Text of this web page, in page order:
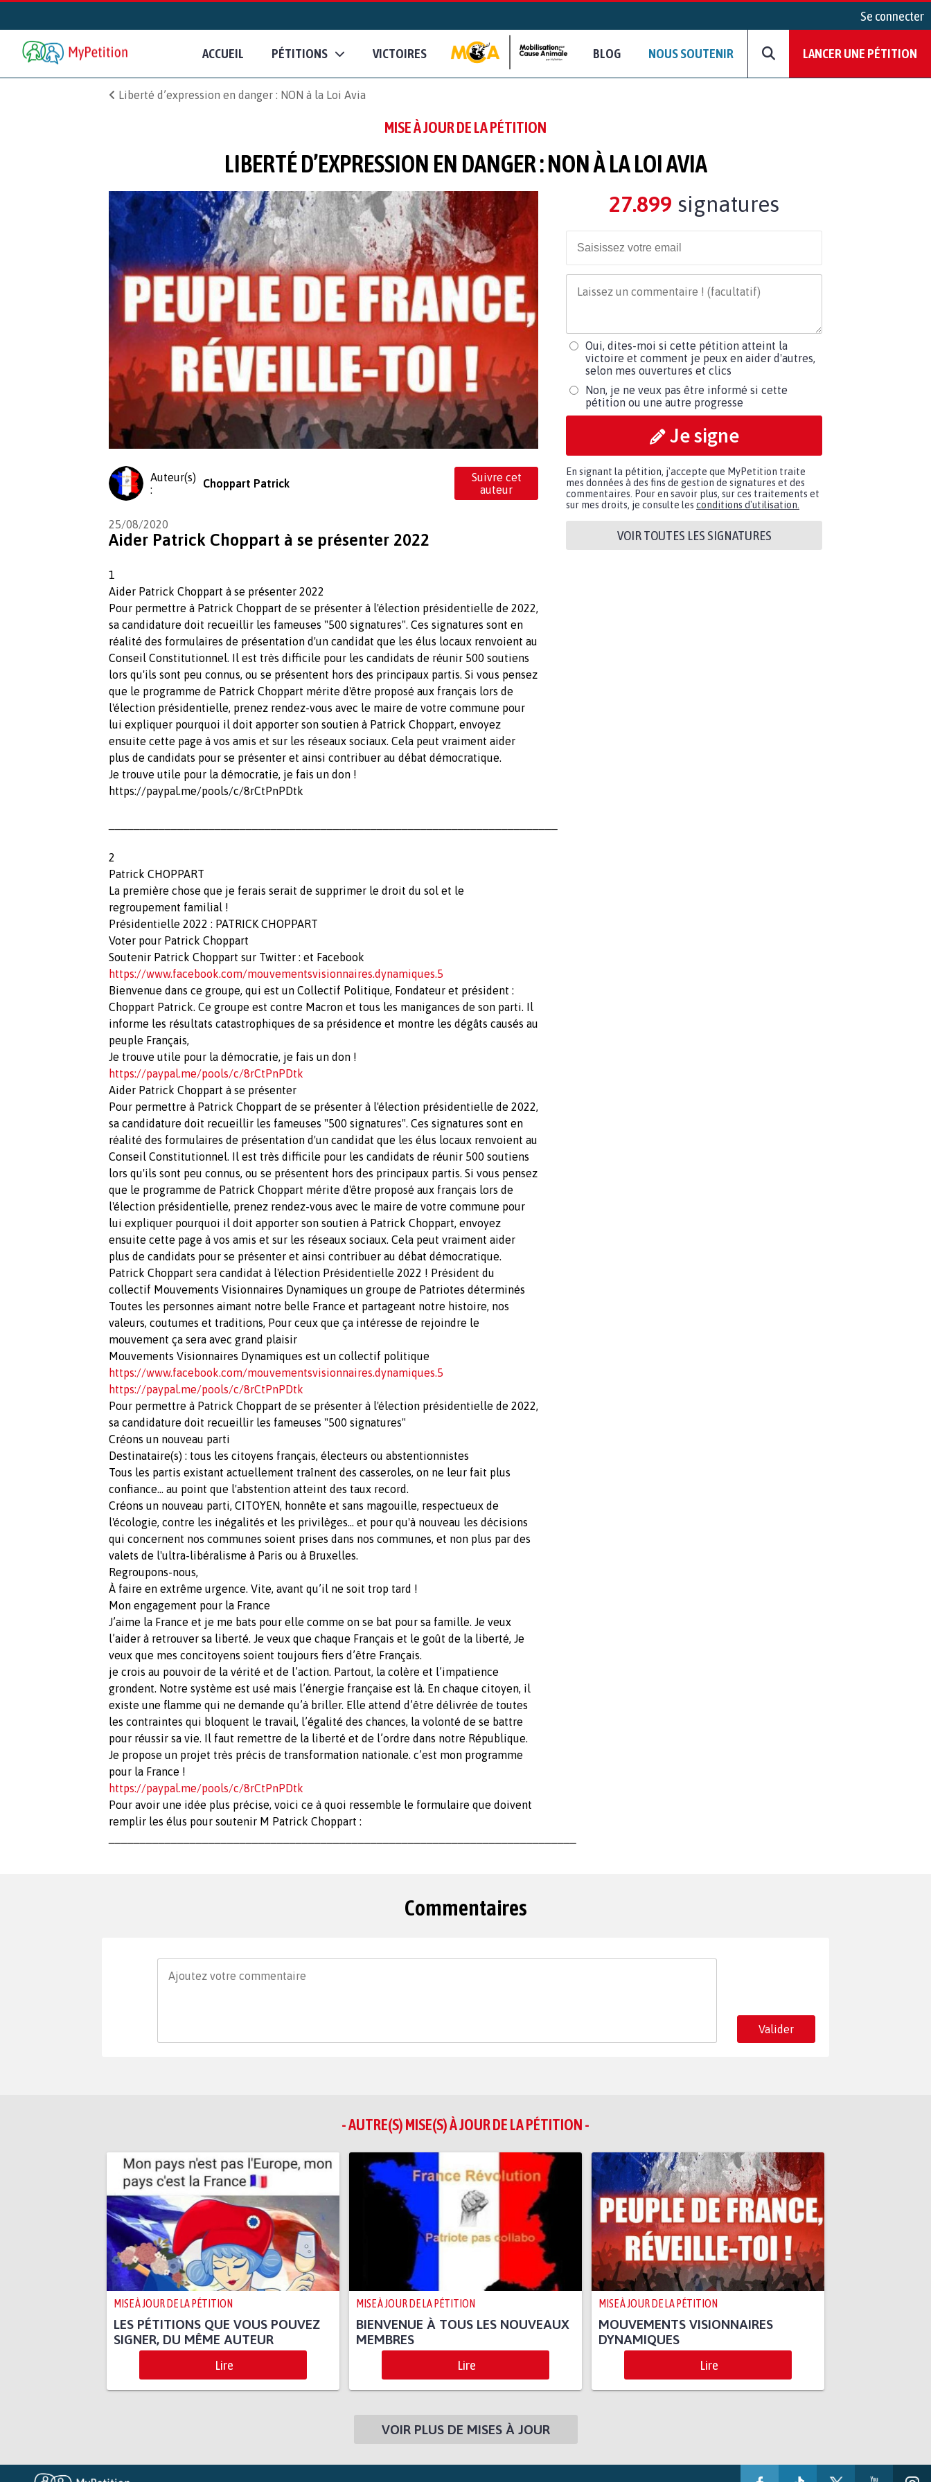
Se connecter
ACCUEIL PÉTITIONS VICTOIRES BLOG NOUS SOUTENIR LANCER UNE PÉTITION
Liberté d’expression en danger : NON à la Loi Avia
MISE À JOUR DE LA PÉTITION
LIBERTÉ D’EXPRESSION EN DANGER : NON À LA LOI AVIA
Auteur(s)
:
Choppart Patrick
Suivre cet
auteur
25/08/2020
Aider Patrick Choppart à se présenter 2022
1
Aider Patrick Choppart à se présenter 2022
Pour permettre à Patrick Choppart de se présenter à l'élection présidentielle de 2022,
sa candidature doit recueillir les fameuses "500 signatures". Ces signatures sont en
réalité des formulaires de présentation d'un candidat que les élus locaux renvoient au
Conseil Constitutionnel. Il est très difficile pour les candidats de réunir 500 soutiens
lors qu'ils sont peu connus, ou se présentent hors des principaux partis. Si vous pensez
que le programme de Patrick Choppart mérite d'être proposé aux français lors de
l'élection présidentielle, prenez rendez-vous avec le maire de votre commune pour
lui expliquer pourquoi il doit apporter son soutien à Patrick Choppart, envoyez
ensuite cette page à vos amis et sur les réseaux sociaux. Cela peut vraiment aider
plus de candidats pour se présenter et ainsi contribuer au débat démocratique.
Je trouve utile pour la démocratie, je fais un don !
https://paypal.me/pools/c/8rCtPnPDtk
2
Patrick CHOPPART
La première chose que je ferais serait de supprimer le droit du sol et le
regroupement familial !
Présidentielle 2022 : PATRICK CHOPPART
Voter pour Patrick Choppart
Soutenir Patrick Choppart sur Twitter : et Facebook
https://www.facebook.com/mouvementsvisionnaires.dynamiques.5
Bienvenue dans ce groupe, qui est un Collectif Politique, Fondateur et président :
Choppart Patrick. Ce groupe est contre Macron et tous les manigances de son parti. Il
informe les résultats catastrophiques de sa présidence et montre les dégâts causés au
peuple Français,
Je trouve utile pour la démocratie, je fais un don !
https://paypal.me/pools/c/8rCtPnPDtk
Aider Patrick Choppart à se présenter
Pour permettre à Patrick Choppart de se présenter à l'élection présidentielle de 2022,
sa candidature doit recueillir les fameuses "500 signatures". Ces signatures sont en
réalité des formulaires de présentation d'un candidat que les élus locaux renvoient au
Conseil Constitutionnel. Il est très difficile pour les candidats de réunir 500 soutiens
lors qu'ils sont peu connus, ou se présentent hors des principaux partis. Si vous pensez
que le programme de Patrick Choppart mérite d'être proposé aux français lors de
l'élection présidentielle, prenez rendez-vous avec le maire de votre commune pour
lui expliquer pourquoi il doit apporter son soutien à Patrick Choppart, envoyez
ensuite cette page à vos amis et sur les réseaux sociaux. Cela peut vraiment aider
plus de candidats pour se présenter et ainsi contribuer au débat démocratique.
Patrick Choppart sera candidat à l'élection Présidentielle 2022 ! Président du
collectif Mouvements Visionnaires Dynamiques un groupe de Patriotes déterminés
Toutes les personnes aimant notre belle France et partageant notre histoire, nos
valeurs, coutumes et traditions, Pour ceux que ça intéresse de rejoindre le
mouvement ça sera avec grand plaisir
Mouvements Visionnaires Dynamiques est un collectif politique
https://www.facebook.com/mouvementsvisionnaires.dynamiques.5
https://paypal.me/pools/c/8rCtPnPDtk
Pour permettre à Patrick Choppart de se présenter à l'élection présidentielle de 2022,
sa candidature doit recueillir les fameuses "500 signatures"
Créons un nouveau parti
Destinataire(s) : tous les citoyens français, électeurs ou abstentionnistes
Tous les partis existant actuellement traînent des casseroles, on ne leur fait plus
confiance... au point que l'abstention atteint des taux record.
Créons un nouveau parti, CITOYEN, honnête et sans magouille, respectueux de
l'écologie, contre les inégalités et les privilèges... et pour qu'à nouveau les décisions
qui concernent nos communes soient prises dans nos communes, et non plus par des
valets de l'ultra-libéralisme à Paris ou à Bruxelles.
Regroupons-nous,
À faire en extrême urgence. Vite, avant qu’il ne soit trop tard !
Mon engagement pour la France
J’aime la France et je me bats pour elle comme on se bat pour sa famille. Je veux
l’aider à retrouver sa liberté. Je veux que chaque Français et le goût de la liberté, Je
veux que mes concitoyens soient toujours fiers d’être Français.
je crois au pouvoir de la vérité et de l’action. Partout, la colère et l’impatience
grondent. Notre système est usé mais l’énergie française est là. En chaque citoyen, il
existe une flamme qui ne demande qu’à briller. Elle attend d’être délivrée de toutes
les contraintes qui bloquent le travail, l’égalité des chances, la volonté de se battre
pour réussir sa vie. Il faut remettre de la liberté et de l’ordre dans notre République.
Je propose un projet très précis de transformation nationale. c’est mon programme
pour la France !
https://paypal.me/pools/c/8rCtPnPDtk
Pour avoir une idée plus précise, voici ce à quoi ressemble le formulaire que doivent
remplir les élus pour soutenir M Patrick Choppart :
27.899 signatures
Oui, dites-moi si cette pétition atteint la
victoire et comment je peux en aider d'autres,
selon mes ouvertures et clics
Non, je ne veux pas être informé si cette
pétition ou une autre progresse
Je signe
En signant la pétition, j'accepte que MyPetition traite
mes données à des fins de gestion de signatures et des
commentaires. Pour en savoir plus, sur ces traitements et
sur mes droits, je consulte les conditions d'utilisation.
VOIR TOUTES LES SIGNATURES
Commentaires
Valider
- AUTRE(S) MISE(S) À JOUR DE LA PÉTITION -
MISE À JOUR DE LA PÉTITION
LES PÉTITIONS QUE VOUS POUVEZ
SIGNER, DU MÊME AUTEUR
Lire
MISE À JOUR DE LA PÉTITION
BIENVENUE À TOUS LES NOUVEAUX
MEMBRES
Lire
MISE À JOUR DE LA PÉTITION
MOUVEMENTS VISIONNAIRES
DYNAMIQUES
Lire
VOIR PLUS DE MISES À JOUR